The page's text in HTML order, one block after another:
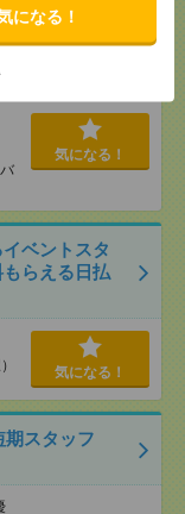
になる！
へ】本に囲
気になる！
ベントスタ
らえる日払
気になる！
期スタッフ